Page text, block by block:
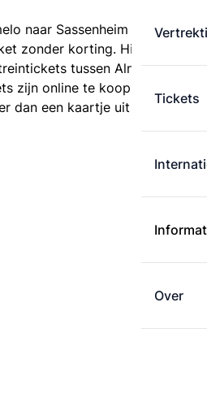
Tickets
Over
naar Sassenheim kost
zonder korting. Hieronder
tussen Almelo en
zijn online te koop. Een e-
dan een kaartje uit de